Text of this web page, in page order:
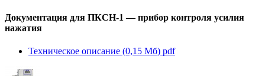
Документация для ПКСН-1 — прибор контроля усилия
нажатия
Техническое описание (0,15 Мб) pdf